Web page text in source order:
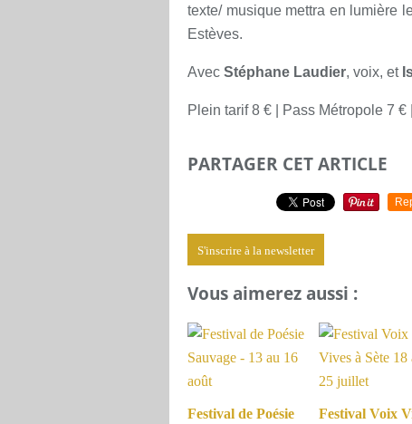
texte/ musique mettra en lumière
Estèves.
Avec Stéphane Laudier, voix, et
Plein tarif 8 € | Pass Métropole 7 €
PARTAGER CET ARTICLE
S'inscrire à la newsletter
Vous aimerez aussi :
Festival de Poésie
Festival Voix